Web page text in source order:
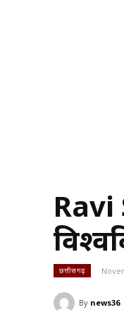
छत्तीसगढ़
By news36